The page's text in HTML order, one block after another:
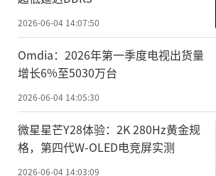
2026-06-04 14:07:50
Omdia：2026年第一季度电视出货量
增长6%至5030万台
2026-06-04 14:05:30
微星星芒Y28体验：2K 280Hz黄金规
格，第四代W-OLED电竞屏实测
2026-06-04 14:03:09